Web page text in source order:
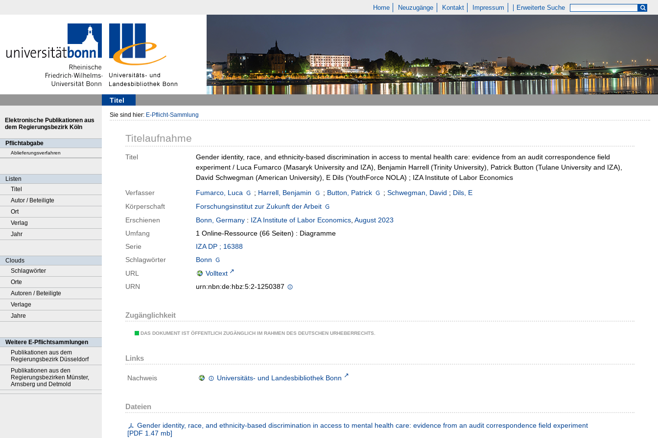
Home Neuzugänge Kontakt Impressum Erweiterte Suche
Titel
Elektronische Publikationen aus
dem Regierungsbezirk Köln
Pflichtabgabe
Ablieferungsverfahren
Listen
Titel
Autor / Beteiligte
Ort
Verlag
Jahr
Clouds
Schlagwörter
Orte
Autoren / Beteiligte
Verlage
Jahre
Weitere E-Pflichtsammlungen
Publikationen aus dem
Regierungsbezirk Düsseldorf
Publikationen aus den
Regierungsbezirken Münster,
Arnsberg und Detmold
Sie sind hier: E-Pflicht-Sammlung
Titelaufnahme
Titel
Gender identity, race, and ethnicity-based discrimination in access to mental health care: evidence from an audit correspondence field
experiment / Luca Fumarco (Masaryk University and IZA), Benjamin Harrell (Trinity University), Patrick Button (Tulane University and IZA),
David Schwegman (American University), E Dils (YouthForce NOLA) ; IZA Institute of Labor Economics
Verfasser
Fumarco, Luca ; Harrell, Benjamin ; Button, Patrick ; Schwegman, David ; Dils, E
Körperschaft
Forschungsinstitut zur Zukunft der Arbeit
Erschienen
Bonn, Germany : IZA Institute of Labor Economics, August 2023
Umfang
1 Online-Ressource (66 Seiten) : Diagramme
Serie
IZA DP ; 16388
Schlagwörter
Bonn
URL
Volltext
URN
urn:nbn:de:hbz:5:2-1250387
Zugänglichkeit
DAS DOKUMENT IST ÖFFENTLICH ZUGÄNGLICH IM RAHMEN DES DEUTSCHEN URHEBERRECHTS.
Links
Nachweis Universitäts- und Landesbibliothek Bonn
Dateien
Gender identity, race, and ethnicity-based discrimination in access to mental health care: evidence from an audit correspondence field experiment
[PDF 1.47 mb]